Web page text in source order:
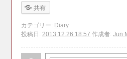
共有
カテゴリー: Diary
投稿日: 2013.12.26 18:57 作成者: Jun